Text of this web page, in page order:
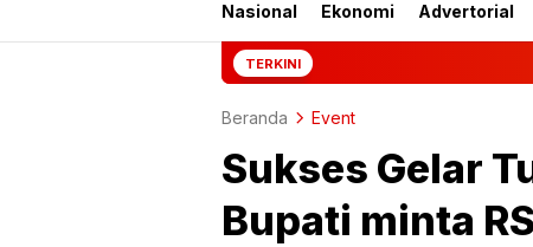
Nasional Ekonomi Advertorial
TERKINI Mantan Jampidsus
Beranda Event
Sukses Gelar
Bupati minta